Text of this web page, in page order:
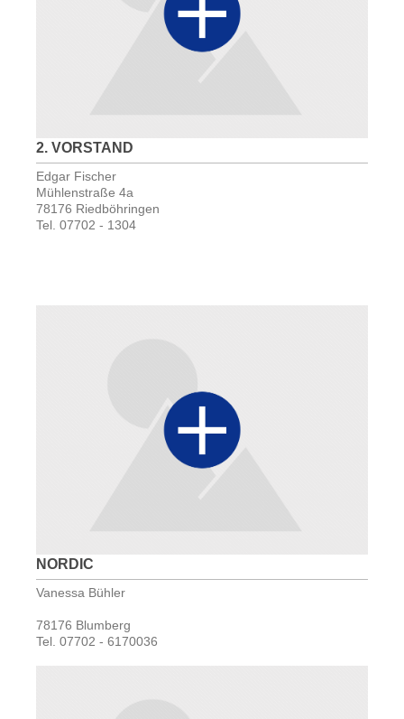
2. VORSTAND
Edgar Fischer
Mühlenstraße 4a
78176 Riedböhringen
Tel. 07702 - 1304
NORDIC
Vanessa Bühler
78176 Blumberg
Tel. 07702 - 6170036